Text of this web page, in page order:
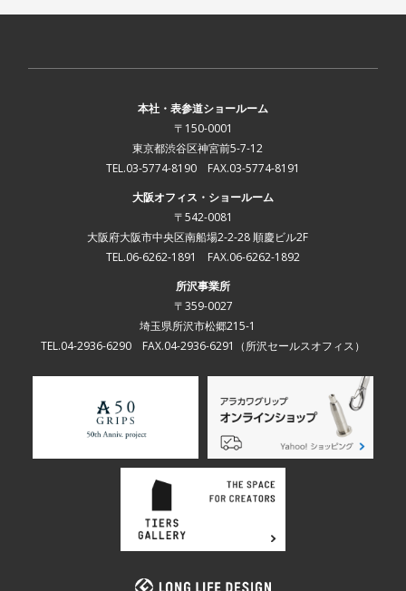
本社・表参道ショールーム
〒150-0001
東京都渋谷区神宮前5-7-12
TEL.03-5774-8190 FAX.03-5774-8191
大阪オフィス・ショールーム
〒542-0081
大阪府大阪市中央区南船場2-2-28 順慶ビル2F
TEL.06-6262-1891 FAX.06-6262-1892
所沢事業所
〒359-0027
埼玉県所沢市松郷215-1
TEL.04-2936-6290 FAX.04-2936-6291 （所沢セールスオフィス）